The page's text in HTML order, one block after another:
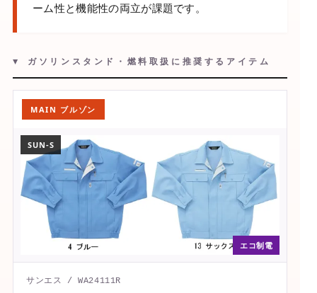
ーム性と機能性の両立が課題です。
▼ ガソリンスタンド・燃料取扱に推奨するアイテム
MAIN ブルゾン
SUN-S
エコ制電
サンエス / WA24111R